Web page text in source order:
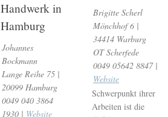
Handwerk in
Hamburg
Johannes
Bockmann
Lange Reihe 75 |
20099 Hamburg
0049 040 3864
1930 | Website
Brigitte Scherl
Mönchhof 6 |
34414 Warburg
OT Scherfede
0049 05642 8847 |
Website
Schwerpunkt ihrer
Arbeiten ist die